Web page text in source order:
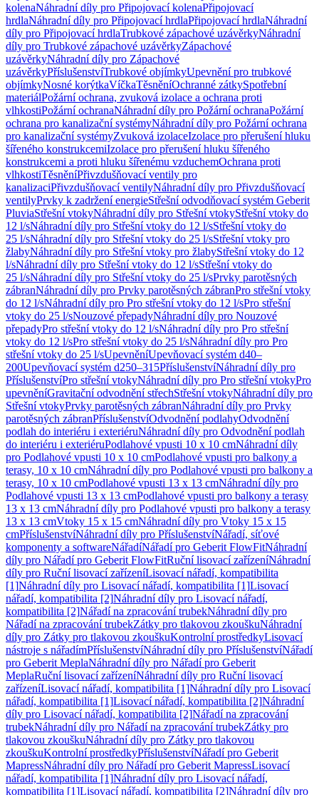
kolenaNáhradní díly pro Připojovací kolenaPřipojovací
hrdlaNáhradní díly pro Připojovací hrdlaPřipojovací hrdlaNáhradní
díly pro Připojovací hrdlaTrubkové zápachové uzávěrkyNáhradní
díly pro Trubkové zápachové uzávěrkyZápachové
uzávěrkyNáhradní díly pro Zápachové
uzávěrkyPříslušenstvíTrubkové objímkyUpevnění pro trubkové
objímkyNosné korýtkaVíčkaTěsněníOchranné zátkySpotřební
materiálPožární ochrana, zvuková izolace a ochrana proti
vlhkostiPožární ochranaNáhradní díly pro Požární ochranaPožární
ochrana pro kanalizační systémyNáhradní díly pro Požární ochrana
pro kanalizační systémyZvuková izolaceIzolace pro přerušení hluku
šířeného konstrukcemiIzolace pro přerušení hluku šířeného
konstrukcemi a proti hluku šířenému vzduchemOchrana proti
vlhkostiTěsněníPřivzdušňovací ventily pro
kanalizaciPřivzdušňovací ventilyNáhradní díly pro Přivzdušňovací
ventilyPrvky k zadržení energieStřešní odvodňovací systém Geberit
PluviaStřešní vtokyNáhradní díly pro Střešní vtokyStřešní vtoky do
12 l/sNáhradní díly pro Střešní vtoky do 12 l/sStřešní vtoky do
25 l/sNáhradní díly pro Střešní vtoky do 25 l/sStřešní vtoky pro
žlabyNáhradní díly pro Střešní vtoky pro žlabyStřešní vtoky do 12
l/sNáhradní díly pro Střešní vtoky do 12 l/sStřešní vtoky do
25 l/sNáhradní díly pro Střešní vtoky do 25 l/sPrvky parotěsných
zábranNáhradní díly pro Prvky parotěsných zábranPro střešní vtoky
do 12 l/sNáhradní díly pro Pro střešní vtoky do 12 l/sPro střešní
vtoky do 25 l/sNouzové přepadyNáhradní díly pro Nouzové
přepadyPro střešní vtoky do 12 l/sNáhradní díly pro Pro střešní
vtoky do 12 l/sPro střešní vtoky do 25 l/sNáhradní díly pro Pro
střešní vtoky do 25 l/sUpevněníUpevňovací systém d40–
200Upevňovací systém d250–315PříslušenstvíNáhradní díly pro
PříslušenstvíPro střešní vtokyNáhradní díly pro Pro střešní vtokyPro
upevněníGravitační odvodnění střechStřešní vtokyNáhradní díly pro
Střešní vtokyPrvky parotěsných zábranNáhradní díly pro Prvky
parotěsných zábranPříslušenstvíOdvodnění podlahyOdvodnění
podlah do interiéru i exteriéruNáhradní díly pro Odvodnění podlah
do interiéru i exteriéruPodlahové vpusti 10 x 10 cmNáhradní díly
pro Podlahové vpusti 10 x 10 cmPodlahové vpusti pro balkony a
terasy, 10 x 10 cmNáhradní díly pro Podlahové vpusti pro balkony a
terasy, 10 x 10 cmPodlahové vpusti 13 x 13 cmNáhradní díly pro
Podlahové vpusti 13 x 13 cmPodlahové vpusti pro balkony a terasy
13 x 13 cmNáhradní díly pro Podlahové vpusti pro balkony a terasy
13 x 13 cmVtoky 15 x 15 cmNáhradní díly pro Vtoky 15 x 15
cmPříslušenstvíNáhradní díly pro PříslušenstvíNářadí, síťové
komponenty a softwareNářadíNářadí pro Geberit FlowFitNáhradní
díly pro Nářadí pro Geberit FlowFitRuční lisovací zařízeníNáhradní
díly pro Ruční lisovací zařízeníLisovací nářadí, kompatibilita
[1]Náhradní díly pro Lisovací nářadí, kompatibilita [1]Lisovací
nářadí, kompatibilita [2]Náhradní díly pro Lisovací nářadí,
kompatibilita [2]Nářadí na zpracování trubekNáhradní díly pro
Nářadí na zpracování trubekZátky pro tlakovou zkouškuNáhradní
díly pro Zátky pro tlakovou zkouškuKontrolní prostředkyLisovací
nástroje s nářadímPříslušenstvíNáhradní díly pro PříslušenstvíNářadí
pro Geberit MeplaNáhradní díly pro Nářadí pro Geberit
MeplaRuční lisovací zařízeníNáhradní díly pro Ruční lisovací
zařízeníLisovací nářadí, kompatibilita [1]Náhradní díly pro Lisovací
nářadí, kompatibilita [1]Lisovací nářadí, kompatibilita [2]Náhradní
díly pro Lisovací nářadí, kompatibilita [2]Nářadí na zpracování
trubekNáhradní díly pro Nářadí na zpracování trubekZátky pro
tlakovou zkouškuNáhradní díly pro Zátky pro tlakovou
zkouškuKontrolní prostředkyPříslušenstvíNářadí pro Geberit
MapressNáhradní díly pro Nářadí pro Geberit MapressLisovací
nářadí, kompatibilita [1]Náhradní díly pro Lisovací nářadí,
kompatibilita [1]Lisovací nářadí, kompatibilita [2]Náhradní díly pro